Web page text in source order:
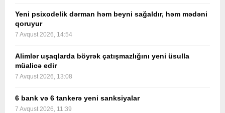
Yeni psixodelik dərman həm beyni sağaldır, həm mədəni
qoruyur
7 Avqust 2026, 14:54
Alimlər uşaqlarda böyrək çatışmazlığını yeni üsulla
müalicə edir
7 Avqust 2026, 13:08
6 bank və 6 tankerə yeni sanksiyalar
7 Avqust 2026, 11:39